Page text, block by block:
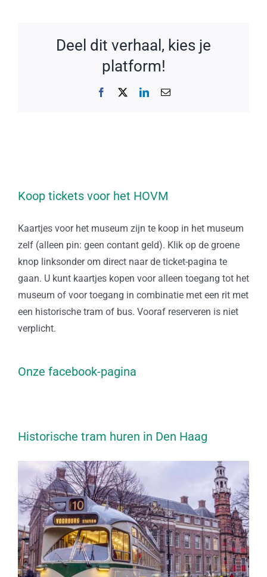
Deel dit verhaal, kies je
platform!
Facebook LinkedIn
E-
Koop tickets voor het HOVM
Kaartjes voor het museum zijn te koop in het museum
zelf (alleen pin: geen contant geld). Klik op de groene
knop linksonder om direct naar de ticket-pagina te
gaan. U kunt kaartjes kopen voor alleen toegang tot het
museum of voor toegang in combinatie met een rit met
een historische tram of bus. Vooraf reserveren is niet
verplicht.
Onze facebook-pagina
Historische tram huren in Den Haag